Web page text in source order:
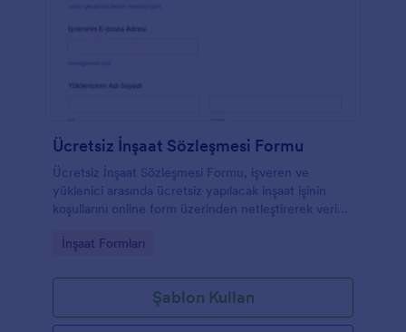
Ücretsiz İnşaat Sözleşmesi Formu
Ücretsiz İnşaat Sözleşmesi Formu, işveren ve
yüklenici arasında ücretsiz yapılacak inşaat işinin
koşullarını online form üzerinden netleştirerek veri
Go to Category:
İnşaat Formları
Şablon Kullan